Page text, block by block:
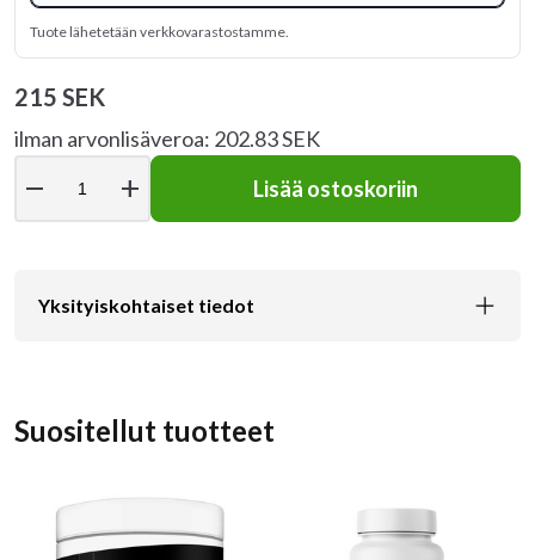
Tuote lähetetään verkkovarastostamme.
215 SEK
ilman arvonlisäveroa: 202.83 SEK
remove add Lisää ostoskoriin
Yksityiskohtaiset tiedot
Suositellut tuotteet